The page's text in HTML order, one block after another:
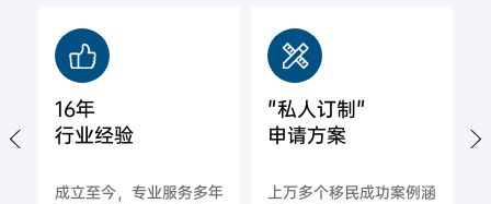
16年
行业经验
成立至今，专业服务多年
"私人订制"
申请方案
上万多个移民成功案例涵